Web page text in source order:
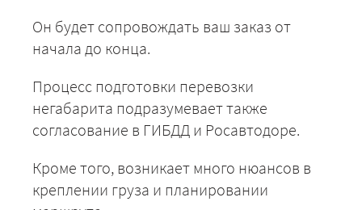
Он будет сопровождать ваш заказ от
начала до конца.
Процесс подготовки перевозки
негабарита подразумевает также
согласование в ГИБДД и Росавтодоре.
Кроме того, возникает много нюансов в
креплении груза и планировании